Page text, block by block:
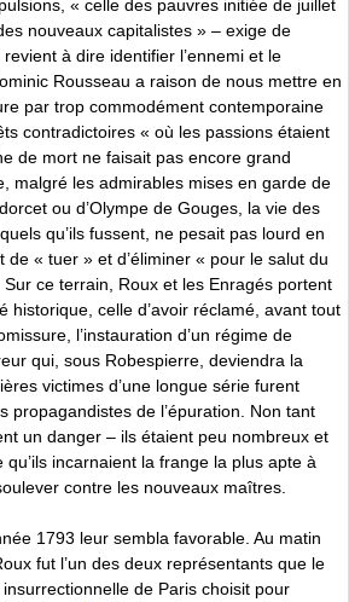
« celle des pauvres initiée de juillet
nouveaux capitalistes » – exige de
à dire identifier l’ennemi et le
Rousseau a raison de nous mettre en
par trop commodément contemporaine
contradictoires « où les passions étaient
de mort ne faisait pas encore grand
malgré les admirables mises en garde de
ou d’Olympe de Gouges, la vie des
qu’ils fussent, ne pesait pas lourd en
de « tuer » et d’éliminer « pour le salut du
ce terrain, Roux et les Enragés portent
historique, celle d’avoir réclamé, avant tout
l’instauration d’un régime de
qui, sous Robespierre, deviendra la
victimes d’une longue série furent
propagandistes de l’épuration. Non tant
un danger – ils étaient peu nombreux et
incarnaient la frange la plus apte à
contre les nouveaux maîtres.
1793 leur sembla favorable. Au matin
fut l’un des deux représentants que le
de Paris choisit pour